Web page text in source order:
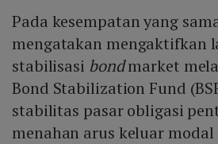
Pada kesempatan yang
mengatakan mengaktifkan
stabilisasi bondmarket
Bond Stabilization Fund
stabilitas pasar obligasi
menahan arus keluar modal